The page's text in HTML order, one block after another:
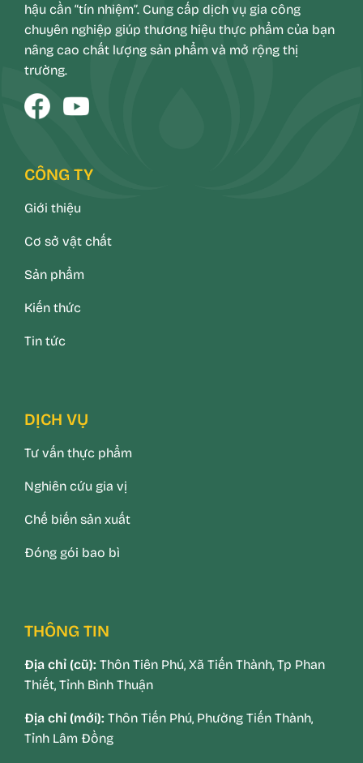
hậu cần “tín nhiệm”. Cung cấp dịch vụ gia công
chuyên nghiệp giúp thương hiệu thực phẩm của bạn
nâng cao chất lượng sản phẩm và mở rộng thị
trường.
CÔNG TY
Giới thiệu
Cơ sở vật chất
Sản phẩm
Kiến thức
Tin tức
DỊCH VỤ
Tư vấn thực phẩm
Nghiên cứu gia vị
Chế biến sản xuất
Đóng gói bao bì
THÔNG TIN
Địa chỉ (cũ): Thôn Tiên Phú, Xã Tiến Thành, Tp Phan
Thiết, Tỉnh Bình Thuận
Địa chỉ (mới): Thôn Tiến Phú, Phường Tiến Thành,
Tỉnh Lâm Đồng